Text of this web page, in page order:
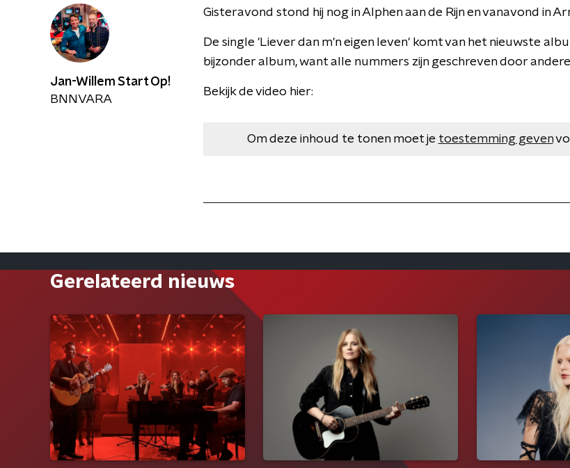
Gisteravond stond hij nog in Alphen aan de Rijn en vanavond in
De single 'Liever dan m'n eigen leven' komt van het nieuwste
bijzonder album, want alle nummers zijn geschreven door
Bekijk de video hier:
Om deze inhoud te tonen moet je toestemming geven
Jan-Willem Start Op!
BNNVARA
Gerelateerd nieuws